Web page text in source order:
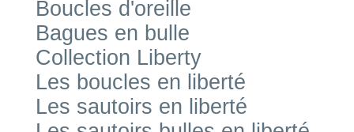
Boucles d'oreille
Bagues en bulle
Collection Liberty
Les boucles en liberté
Les sautoirs en liberté